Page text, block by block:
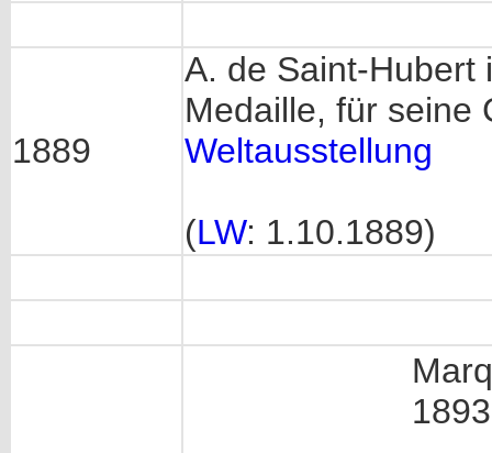
1889
A. de Saint-Hubert
Medaille, für
Weltausstellung
(LW: 1.10.1889)